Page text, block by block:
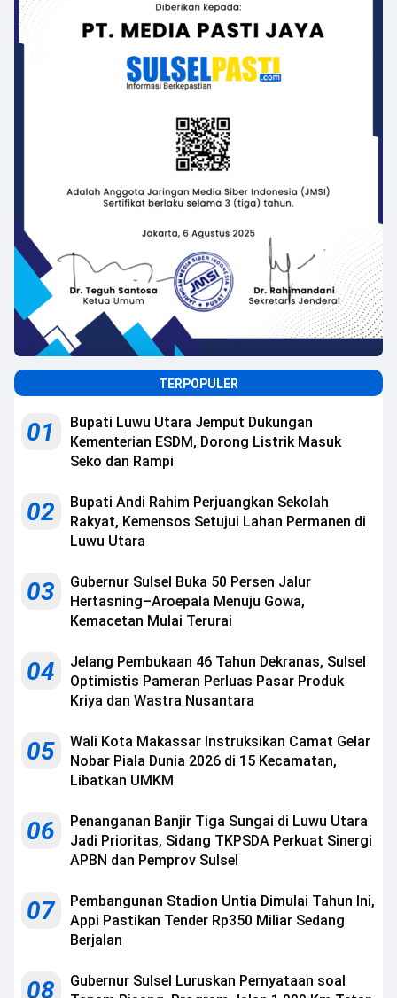
TERPOPULER
01
Bupati Luwu Utara Jemput Dukungan
Kementerian ESDM, Dorong Listrik Masuk
Seko dan Rampi
02
Bupati Andi Rahim Perjuangkan Sekolah
Rakyat, Kemensos Setujui Lahan Permanen di
Luwu Utara
03
Gubernur Sulsel Buka 50 Persen Jalur
Hertasning–Aroepala Menuju Gowa,
Kemacetan Mulai Terurai
04
Jelang Pembukaan 46 Tahun Dekranas, Sulsel
Optimistis Pameran Perluas Pasar Produk
Kriya dan Wastra Nusantara
05
Wali Kota Makassar Instruksikan Camat Gelar
Nobar Piala Dunia 2026 di 15 Kecamatan,
Libatkan UMKM
06
Penanganan Banjir Tiga Sungai di Luwu Utara
Jadi Prioritas, Sidang TKPSDA Perkuat Sinergi
APBN dan Pemprov Sulsel
07
Pembangunan Stadion Untia Dimulai Tahun Ini,
Appi Pastikan Tender Rp350 Miliar Sedang
Berjalan
08
Gubernur Sulsel Luruskan Pernyataan soal